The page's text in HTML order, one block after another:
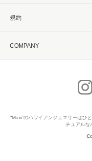
規約
COMPANY
“Maxi”のハワイアンジュエリーはひ
チュアルな